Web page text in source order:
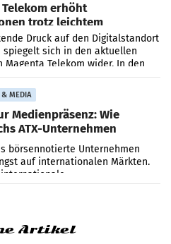
Telekom erhöht
trotz leichtem
Druck auf den Digitalstandort
spiegelt sich in den aktuellen
Magenta Telekom wider. In den
Monaten des laufenden Jahres
& MEDIA
Medienpräsenz: Wie
ATX-Unternehmen
wahrgenommen
börsennotierte Unternehmen
auf internationalen Märkten.
untersucht die
Artikel